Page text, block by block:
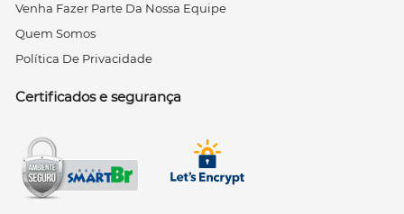
Venha Fazer Parte Da Nossa Equipe
Quem Somos
Política De Privacidade
Certificados e segurança